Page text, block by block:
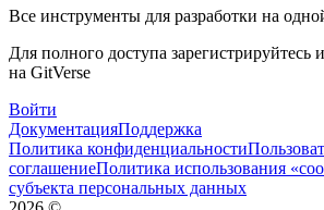
Все инструменты для разработки на
Для полного доступа зарегистрируйтесь
на GitVerse
Войти
ДокументацияПоддержка
Политика конфиденциальности
соглашениеПолитика использования
субъекта персональных данных